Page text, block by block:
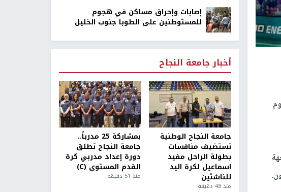
إصابات وإحراق مساكن في هجوم
للمستوطنين على الطوبا جنوب الخليل
أخبار جامعة النجاح
جامعة النجاح الوطنية
تستضيف منافسات
بطولة الراحل مفيد
اسماعيل لكرة اليد
للناشئين
منذ 48 دقيقة
بمشاركة 25 مدرباً..
جامعة النجاح تطلق
دورة إعداد مدربي كرة
القدم المستوى (C)
منذ 51 دقيقة